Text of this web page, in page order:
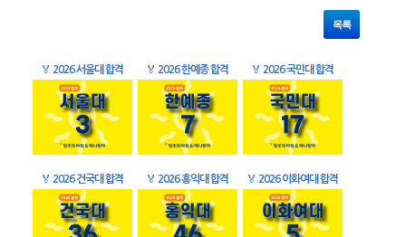
목록
🏅 2026 서울대 합격 🏅 2026 한예종 합격 🏅 2026 국민대 합격
🏅 2026 건국대 합격 🏅 2026 홍익대 합격 🏅 2026 이화여대 합격